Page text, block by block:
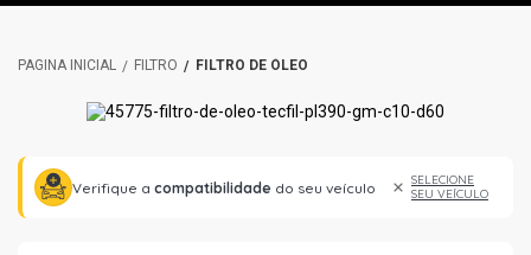
FILTRO FILTRO DE ÓLEO
Verifique a compatibilidade do seu veículo
SELECIONE
SEU VEÍCULO